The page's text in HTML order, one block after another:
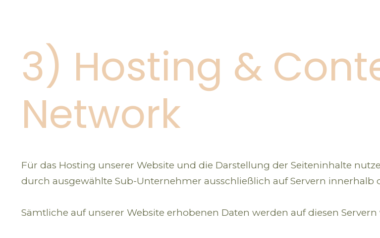
3) Hosting &
Network
Für das Hosting unserer Website und die Darstellung der Seiteninhalte
durch ausgewählte Sub-Unternehmer ausschließlich auf Servern innerhalb
Sämtliche auf unserer Website erhobenen Daten werden auf diesen Servern